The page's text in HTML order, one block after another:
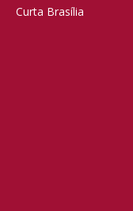
Curta Brasília